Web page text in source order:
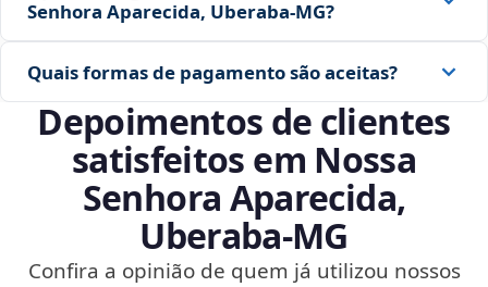
Senhora Aparecida, Uberaba‑MG?
Quais formas de pagamento são aceitas?
Depoimentos de clientes
satisfeitos em Nossa
Senhora Aparecida,
Uberaba‑MG
Confira a opinião de quem já utilizou nossos